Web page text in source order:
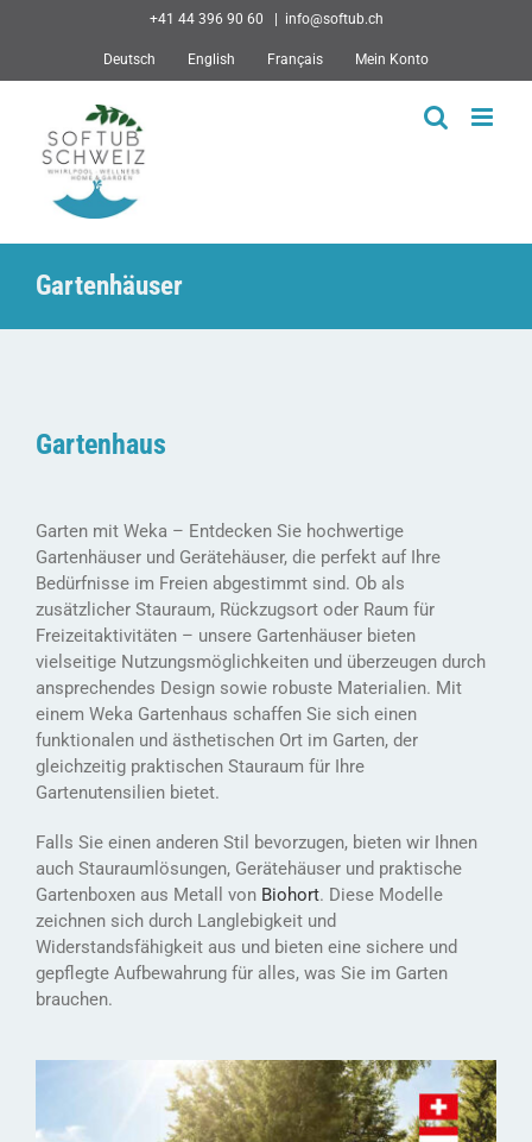
+41 44 396 90 60 info@softub.ch
Deutsch English Français Mein Konto
Gartenhäuser
Gartenhaus
Garten mit Weka – Entdecken Sie hochwertige
Gartenhäuser und Gerätehäuser, die perfekt auf Ihre
Bedürfnisse im Freien abgestimmt sind. Ob als
zusätzlicher Stauraum, Rückzugsort oder Raum für
Freizeitaktivitäten – unsere Gartenhäuser bieten
vielseitige Nutzungsmöglichkeiten und überzeugen durch
ansprechendes Design sowie robuste Materialien. Mit
einem Weka Gartenhaus schaffen Sie sich einen
funktionalen und ästhetischen Ort im Garten, der
gleichzeitig praktischen Stauraum für Ihre
Gartenutensilien bietet.
Falls Sie einen anderen Stil bevorzugen, bieten wir Ihnen
auch Stauraumlösungen, Gerätehäuser und praktische
Gartenboxen aus Metall von Biohort. Diese Modelle
zeichnen sich durch Langlebigkeit und
Widerstandsfähigkeit aus und bieten eine sichere und
gepflegte Aufbewahrung für alles, was Sie im Garten
brauchen.